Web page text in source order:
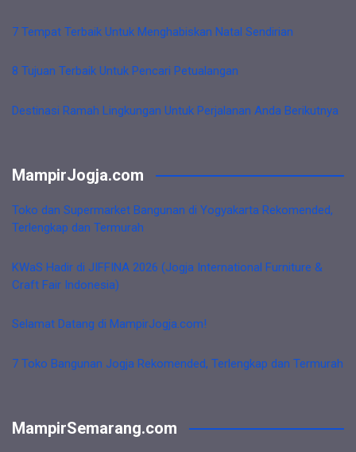
7 Tempat Terbaik Untuk Menghabiskan Natal Sendirian
8 Tujuan Terbaik Untuk Pencari Petualangan
Destinasi Ramah Lingkungan Untuk Perjalanan Anda Berikutnya
MampirJogja.com
Toko dan Supermarket Bangunan di Yogyakarta Rekomended,
Terlengkap dan Termurah
KWaS Hadir di JIFFINA 2026 (Jogja International Furniture &
Craft Fair Indonesia)
Selamat Datang di MampirJogja.com!
7 Toko Bangunan Jogja Rekomended, Terlengkap dan Termurah
MampirSemarang.com